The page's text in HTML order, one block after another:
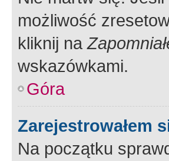
możliwość
kliknij na
wskazówkami.
Góra
Zarejestrowałem
Na początku